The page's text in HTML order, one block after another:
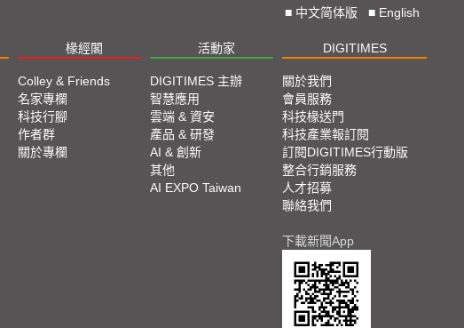
■ 中文简体版 ■ English
椽經閣 活動家 DIGITIMES
Colley & Friends
名家專欄
科技行腳
作者群
關於專欄
DIGITIMES 主辦
智慧應用
雲端 & 資安
產品 & 研發
AI & 創新
其他
AI EXPO Taiwan
關於我們
會員服務
科技椽送門
科技產業報訂閱
訂閱DIGITIMES行動版
整合行銷服務
人才招募
聯絡我們
下載新聞App